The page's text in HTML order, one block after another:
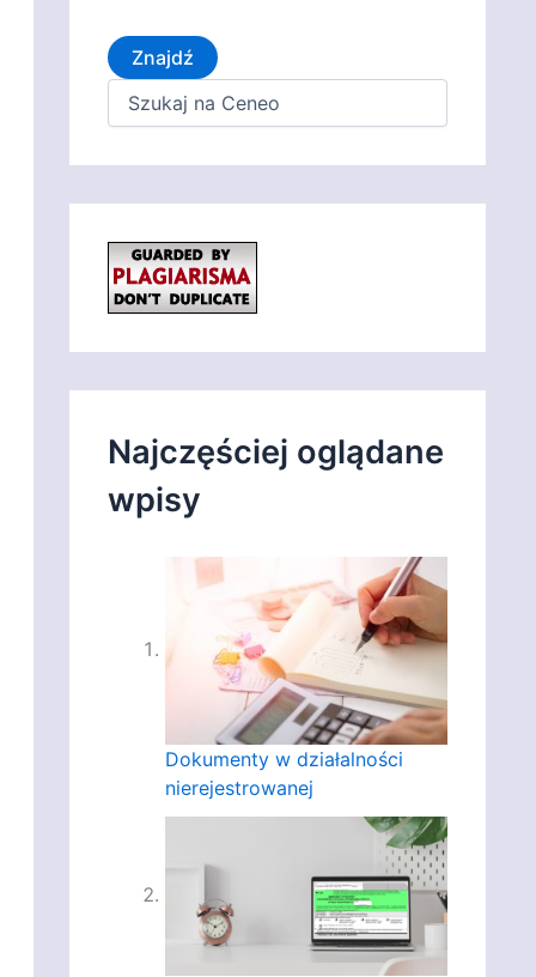
Znajdź
Najczęściej oglądane
wpisy
Dokumenty w działalności
nierejestrowanej